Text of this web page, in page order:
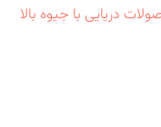
دریایی با جیوه بالا